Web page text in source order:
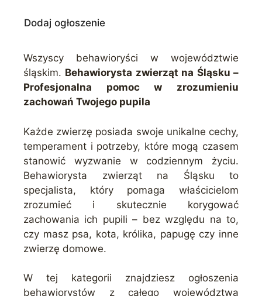
Dodaj ogłoszenie
Wszyscy behawioryści w województwie
śląskim. Behawiorysta zwierząt na Śląsku –
Profesjonalna pomoc w zrozumieniu
zachowań Twojego pupila
Każde zwierzę posiada swoje unikalne cechy,
temperament i potrzeby, które mogą czasem
stanowić wyzwanie w codziennym życiu.
Behawiorysta zwierząt na Śląsku to
specjalista, który pomaga właścicielom
zrozumieć i skutecznie korygować
zachowania ich pupili – bez względu na to,
czy masz psa, kota, królika, papugę czy inne
zwierzę domowe.
W tej kategorii znajdziesz ogłoszenia
behawiorystów z całego województwa